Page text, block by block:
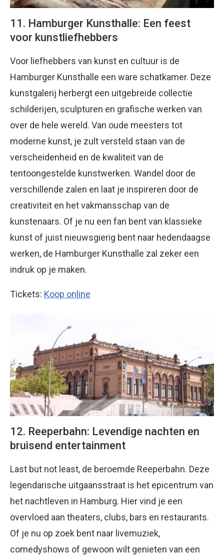
11. Hamburger Kunsthalle: Een feest
voor kunstliefhebbers
Voor liefhebbers van kunst en cultuur is de
Hamburger Kunsthalle een ware schatkamer. Deze
kunstgalerij herbergt een uitgebreide collectie
schilderijen, sculpturen en grafische werken van
over de hele wereld. Van oude meesters tot
moderne kunst, je zult versteld staan van de
verscheidenheid en de kwaliteit van de
tentoongestelde kunstwerken. Wandel door de
verschillende zalen en laat je inspireren door de
creativiteit en het vakmansschap van de
kunstenaars. Of je nu een fan bent van klassieke
kunst of juist nieuwsgierig bent naar hedendaagse
werken, de Hamburger Kunsthalle zal zeker een
indruk op je maken.
Tickets: Koop online
12. Reeperbahn: Levendige nachten en
bruisend entertainment
Last but not least, de beroemde Reeperbahn. Deze
legendarische uitgaansstraat is het epicentrum van
het nachtleven in Hamburg. Hier vind je een
overvloed aan theaters, clubs, bars en restaurants.
Of je nu op zoek bent naar livemuziek,
comedyshows of gewoon wilt genieten van een